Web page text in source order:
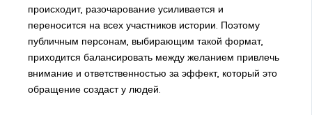
происходит, разочарование усиливается и
переносится на всех участников истории. Поэтому
публичным персонам, выбирающим такой формат,
приходится балансировать между желанием привлечь
внимание и ответственностью за эффект, который это
обращение создаст у людей.